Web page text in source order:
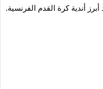
أندية كرة القدم الفرنسية.